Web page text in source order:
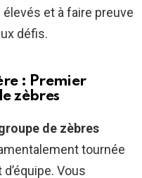
et à faire preuve
défis.
: Premier
zèbres
de zèbres
tournée
Vous